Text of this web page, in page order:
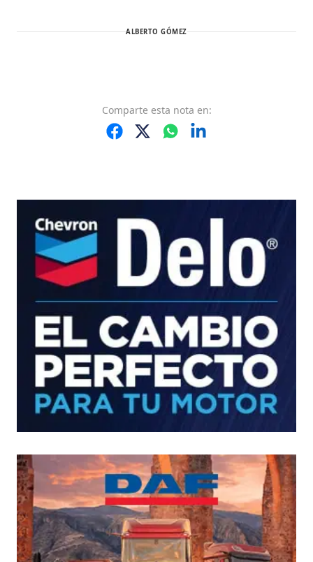
ALBERTO GÓMEZ
Comparte esta nota en: